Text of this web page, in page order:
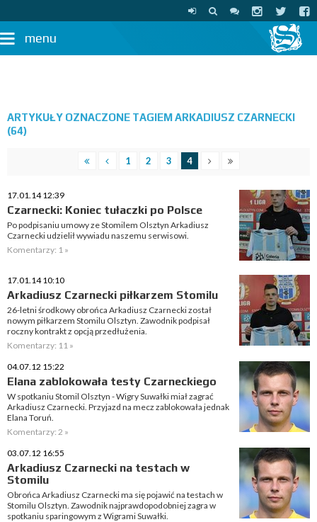
menu
ARTYKUŁY OZNACZONE TAGIEM ARKADIUSZ CZARNECKI
(64)
1 2 3 4
17.01.14 12:39
Czarnecki: Koniec tułaczki po Polsce
Po podpisaniu umowy ze Stomilem Olsztyn Arkadiusz
Czarnecki udzielił wywiadu naszemu serwisowi.
Komentarzy: 1 »
17.01.14 10:10
Arkadiusz Czarnecki piłkarzem Stomilu
26-letni środkowy obrońca Arkadiusz Czarnecki został
nowym piłkarzem Stomilu Olsztyn. Zawodnik podpisał
roczny kontrakt z opcją przedłużenia.
Komentarzy: 11 »
04.07.12 15:22
Elana zablokowała testy Czarneckiego
W spotkaniu Stomil Olsztyn - Wigry Suwałki miał zagrać
Arkadiusz Czarnecki. Przyjazd na mecz zablokowała jednak
Elana Toruń.
Komentarzy: 2 »
03.07.12 16:55
Arkadiusz Czarnecki na testach w
Stomilu
Obrońca Arkadiusz Czarnecki ma się pojawić na testach w
Stomilu Olsztyn. Zawodnik najprawdopodobniej zagra w
spotkaniu sparingowym z Wigrami Suwałki.